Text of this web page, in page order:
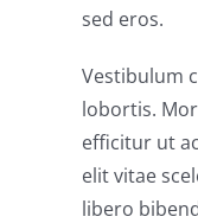
sed eros.
Vestibulum
lobortis.
efficitur ut
elit vitae
libero